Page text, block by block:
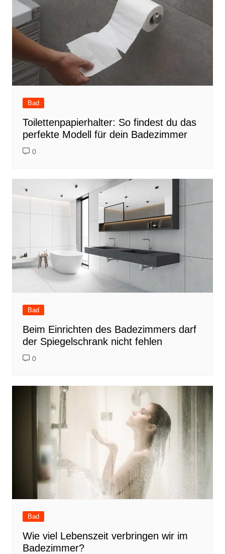
Bad
Toilettenpapierhalter: So findest du das
perfekte Modell für dein Badezimmer
0
Bad
Beim Einrichten des Badezimmers darf
der Spiegelschrank nicht fehlen
0
Bad
Wie viel Lebenszeit verbringen wir im
Badezimmer?